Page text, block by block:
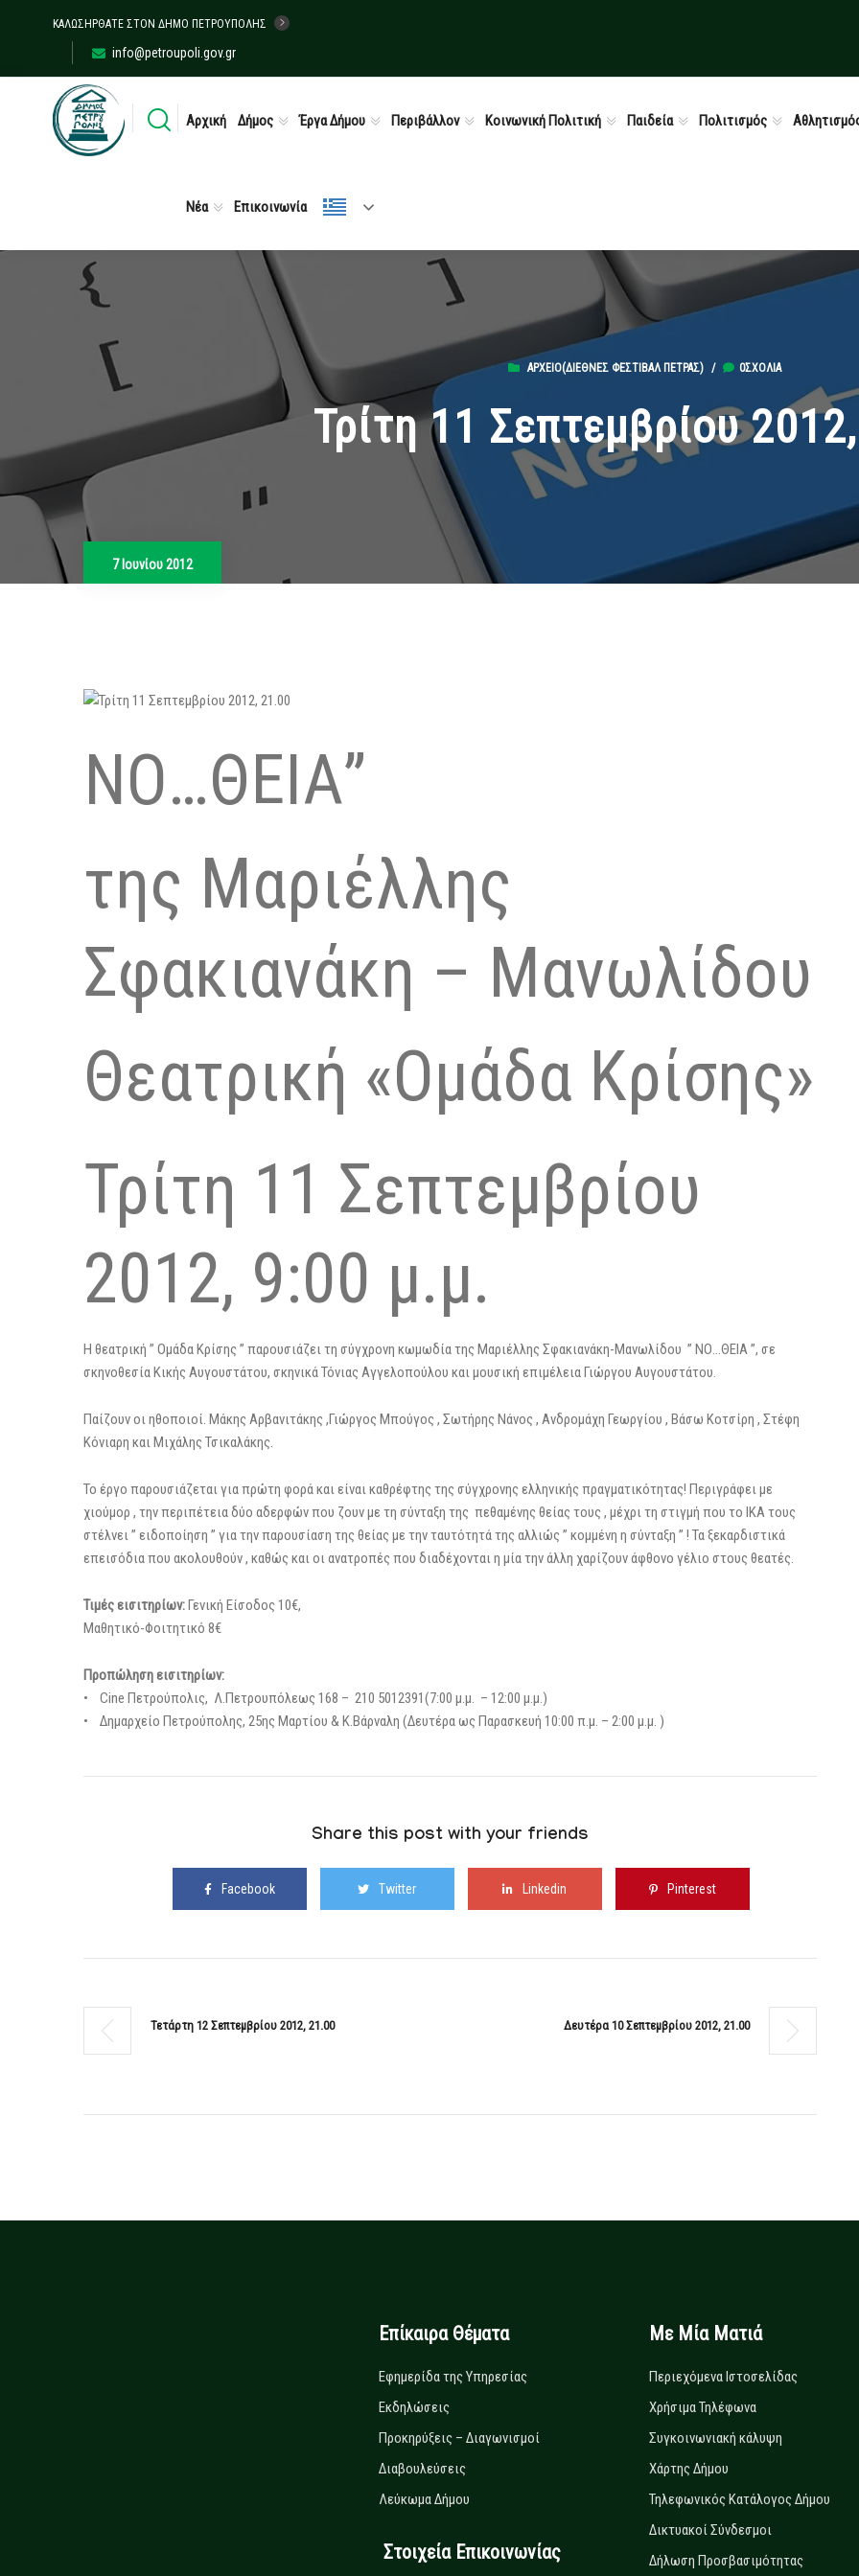
ΚΑΛΩΣΉΡΘΑΤΕ ΣΤΟΝ ΔΉΜΟ ΠΕΤΡΟΎΠΟΛΗΣ
info@petroupoli.gov.gr
Αρχική Δήμος Έργα Δήμου Περιβάλλον Κοινωνική Πολιτική Παιδεία Πολιτισμός
Νέα Επικοινωνία
ΑΡΧΕΊΟ(ΔΙΕΘΝΈΣ ΦΕΣΤΙΒΆΛ ΠΈΤΡΑΣ)/ 0ΣΧΌΛΙΑ
Τρίτη 11 Σεπτεμβρίου
7 Ιουνίου 2012
ΝΟ…ΘΕΙΑ”
της Μαριέλλης
Σφακιανάκη – Μανωλίδου
Θεατρική «Ομάδα Κρίσης»
Τρίτη 11 Σεπτεμβρίου
2012, 9:00 μ.μ.
Η θεατρική ” Ομάδα Κρίσης ” παρουσιάζει τη σύγχρονη κωμωδία της Μαριέλλης Σφακιανάκη-Μανωλίδου ” ΝΟ…ΘΕΙΑ ”, σε
σκηνοθεσία Κικής Αυγουστάτου, σκηνικά Τόνιας Αγγελοπούλου και μουσική επιμέλεια Γιώργου Αυγουστάτου.
Παίζουν οι ηθοποιοί. Μάκης Αρβανιτάκης ,Γιώργος Μπούγος , Σωτήρης Νάνος , Ανδρομάχη Γεωργίου , Βάσω Κοτσίρη , Στέφη
Κόνιαρη και Μιχάλης Τσικαλάκης.
Το έργο παρουσιάζεται για πρώτη φορά και είναι καθρέφτης της σύγχρονης ελληνικής πραγματικότητας! Περιγράφει με
χιούμορ , την περιπέτεια δύο αδερφών που ζουν με τη σύνταξη της πεθαμένης θείας τους , μέχρι τη στιγμή που το ΙΚΑ τους
στέλνει ” ειδοποίηση ” για την παρουσίαση της θείας με την ταυτότητά της αλλιώς ” κομμένη η σύνταξη ” ! Τα ξεκαρδιστικά
επεισόδια που ακολουθούν , καθώς και οι ανατροπές που διαδέχονται η μία την άλλη χαρίζουν άφθονο γέλιο στους θεατές.
Τιμές εισιτηρίων:Γενική Είσοδος 10€,
Μαθητικό-Φοιτητικό 8€
Προπώληση εισιτηρίων:
• Cine Πετρούπολις, Λ.Πετρουπόλεως 168 – 210 5012391(7:00 μ.μ. – 12:00 μ.μ.)
• Δημαρχείο Πετρούπολης, 25ης Μαρτίου & Κ.Βάρναλη (Δευτέρα ως Παρασκευή 10:00 π.μ. – 2:00 μ.μ. )
Share this post with your friends
Facebook Twitter Linkedin Pinterest
Τετάρτη 12 Σεπτεμβρίου 2012, 21.00 Δευτέρα 10 Σεπτεμβρίου 2012, 21.00
Επίκαιρα Θέματα
Εφημερίδα της Υπηρεσίας
Εκδηλώσεις
Προκηρύξεις – Διαγωνισμοί
Διαβουλεύσεις
Λεύκωμα Δήμου
Στοιχεία Επικοινωνίας
Με Μία Ματιά
Περιεχόμενα Ιστοσελίδας
Χρήσιμα Τηλέφωνα
Συγκοινωνιακή κάλυψη
Χάρτης Δήμου
Τηλεφωνικός Κατάλογος Δήμου
Δικτυακοί Σύνδεσμοι
Δήλωση Προσβασιμότητας